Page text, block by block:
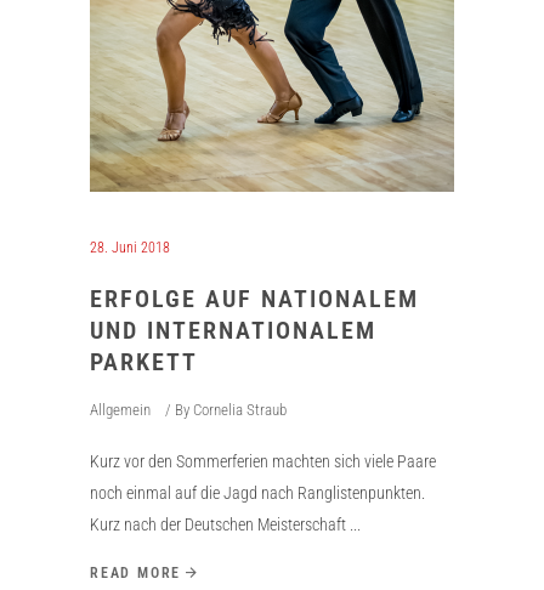
28. Juni 2018
ERFOLGE AUF NATIONALEM
UND INTERNATIONALEM
PARKETT
Allgemein By Cornelia Straub
Kurz vor den Sommerferien machten sich viele Paare
noch einmal auf die Jagd nach Ranglistenpunkten.
Kurz nach der Deutschen Meisterschaft
READ MORE